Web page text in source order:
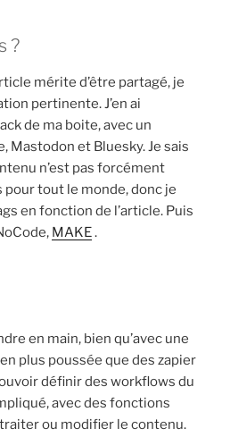
?
mérite d’être partagé, je
pertinente. J’en ai
de ma boite, avec un
Mastodon et Bluesky. Je sais
n’est pas forcément
tout le monde, donc je
en fonction de l’article. Puis
MAKE.
en main, bien qu’avec une
plus poussée que des zapier
définir des workflows du
avec des fonctions
ou modifier le contenu.